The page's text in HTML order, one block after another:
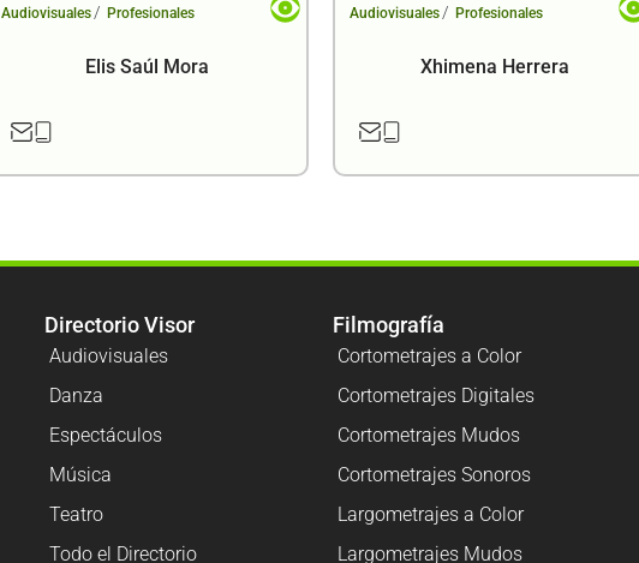
Audiovisuales / Profesionales
Elis Saúl Mora
Audiovisuales / Profesionales
Xhimena Herrera
Directorio Visor
Audiovisuales
Danza
Espectáculos
Música
Teatro
Todo el Directorio
Filmografía
Cortometrajes a Color
Cortometrajes Digitales
Cortometrajes Mudos
Cortometrajes Sonoros
Largometrajes a Color
Largometrajes Mudos